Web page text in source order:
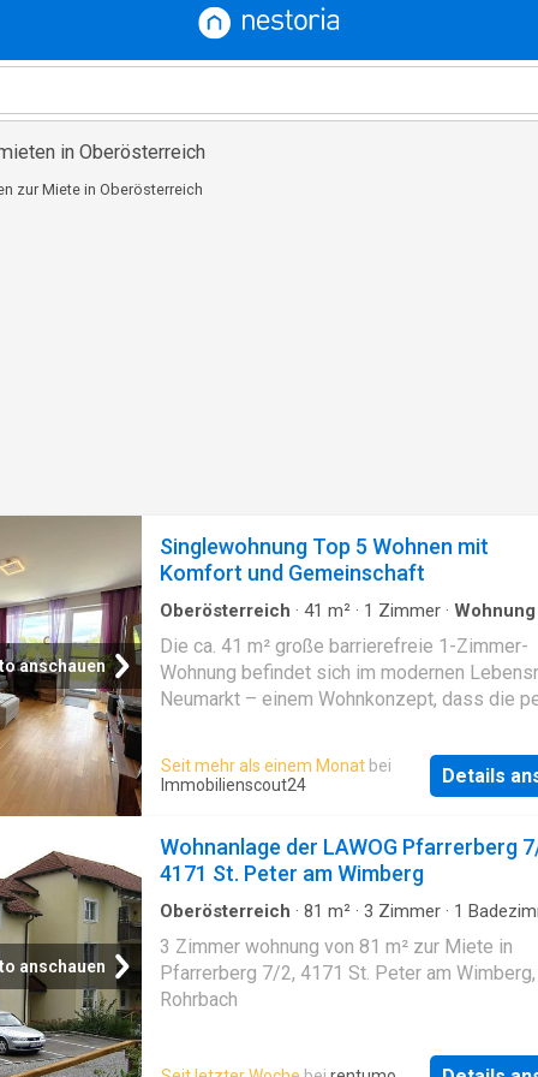
in Oberösterreich
zur Miete in Oberösterreich
anschauen
Singlewohnung Top 5 Wohnen mit
Komfort und Gemeinschaft
Oberösterreich · 41 m² · 1 Zimmer · Wohnung
Die ca. 41 m² große barrierefreie 1-Zimmer-
Wohnung befindet sich im modernen
Neumarkt – einem Wohnkonzept, dass die
gemeinschaftlichem Leben
im ÜberblickMöblierte Küche mit
EssbereichGarderobe und Einbauschränke
TV- und InternetanschlussBarrierefreies
Badezimmer mit WCWest-Terrasse mit
ideal zum Entspannen und GärtnernDie
überzeugt durch ihre durchdachte
und helle Atmosphäre. Die nach Westen
ausgerichtete Terrasse lädt dazu ein, die
Lebensraum Neumarkt bietet nicht nur
Seit mehr als einem Monat bei
Immobilienscout24
Details
anschauen
Wohnanlage der LAWOG Pfarrerberg
4171 St. Peter am Wimberg
Oberösterreich · 81 m² · 3 Zimmer · 1
3 Zimmer wohnung von 81 m² zur Miete in
Pfarrerberg 7/2, 4171 St. Peter am
Rohrbach